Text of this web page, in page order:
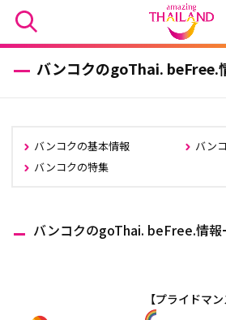
バンコクのgoThai. beFree.
バンコクの基本情報
バン
バンコクの特集
バンコクのgoThai. beFree.情報
【プライドマ